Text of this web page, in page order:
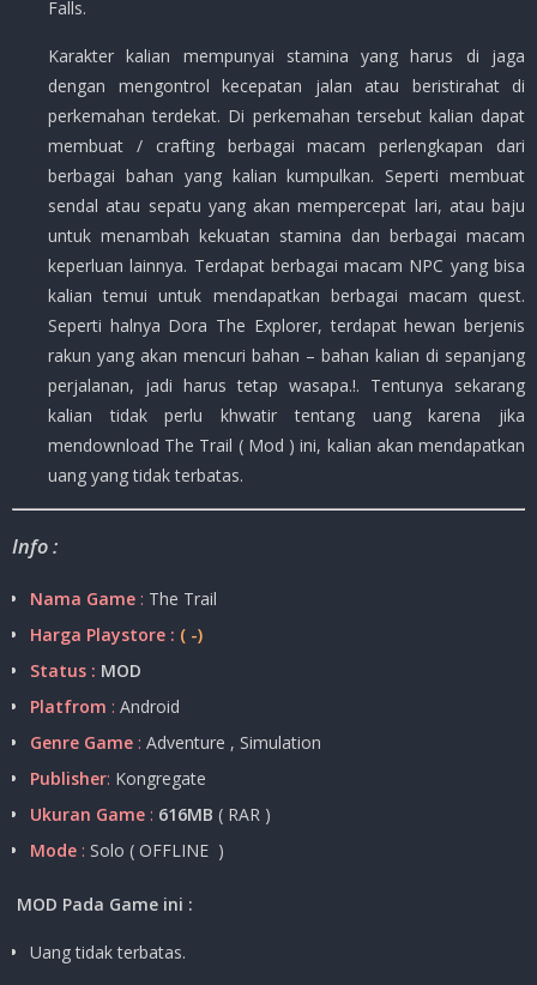
Falls.
Karakter kalian mempunyai stamina yang harus di jaga
dengan mengontrol kecepatan jalan atau beristirahat di
perkemahan terdekat. Di perkemahan tersebut kalian dapat
membuat / crafting berbagai macam perlengkapan dari
berbagai bahan yang kalian kumpulkan. Seperti membuat
sendal atau sepatu yang akan mempercepat lari, atau baju
untuk menambah kekuatan stamina dan berbagai macam
keperluan lainnya. Terdapat berbagai macam NPC yang bisa
kalian temui untuk mendapatkan berbagai macam quest.
Seperti halnya Dora The Explorer, terdapat hewan berjenis
rakun yang akan mencuri bahan – bahan kalian di sepanjang
perjalanan, jadi harus tetap wasapa.!. Tentunya sekarang
kalian tidak perlu khwatir tentang uang karena jika
mendownload The Trail ( Mod ) ini, kalian akan mendapatkan
uang yang tidak terbatas.
Info :
Nama Game : The Trail
Harga Playstore : ( -)
Status : MOD
Platfrom : Android
Genre Game : Adventure , Simulation
Publisher: Kongregate
Ukuran Game : 616MB ( RAR )
Mode : Solo ( OFFLINE )
MOD Pada Game ini :
Uang tidak terbatas.